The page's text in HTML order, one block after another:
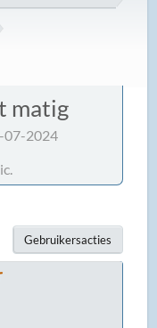
matig
07-2024
Gebruikersacties